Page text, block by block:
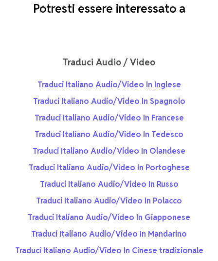
Potresti essere interessato a
Traduci Audio / Video
Traduci Italiano Audio/Video In Inglese
Traduci Italiano Audio/Video In Spagnolo
Traduci Italiano Audio/Video In Francese
Traduci Italiano Audio/Video In Tedesco
Traduci Italiano Audio/Video In Olandese
Traduci Italiano Audio/Video In Portoghese
Traduci Italiano Audio/Video In Russo
Traduci Italiano Audio/Video In Polacco
Traduci Italiano Audio/Video In Giapponese
Traduci Italiano Audio/Video In Mandarino
Traduci Italiano Audio/Video In Cinese tradizionale